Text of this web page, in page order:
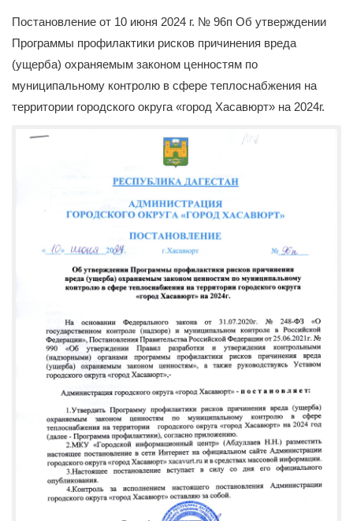
Постановление от 10 июня 2024 г. № 96п Об утверждении
Программы профилактики рисков причинения вреда
(ущерба) охраняемым законом ценностям по
муниципальному контролю в сфере теплоснабжения на
территории городского округа «город Хасавюрт» на 2024г.